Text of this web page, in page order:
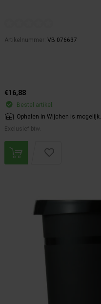
Artikelnummer: VB 076637
€16,88
Bestel artikel.
Ophalen in Wijchen is mogelijk.
Exclusief btw.